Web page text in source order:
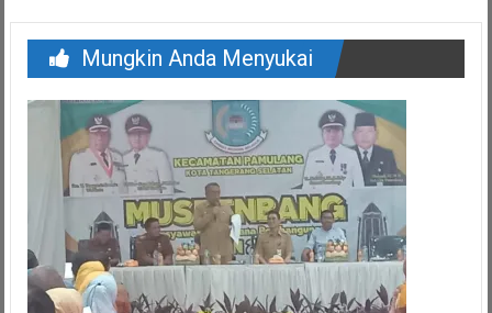
Mungkin Anda Menyukai